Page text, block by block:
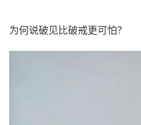
为何说破见比破戒更可怕？